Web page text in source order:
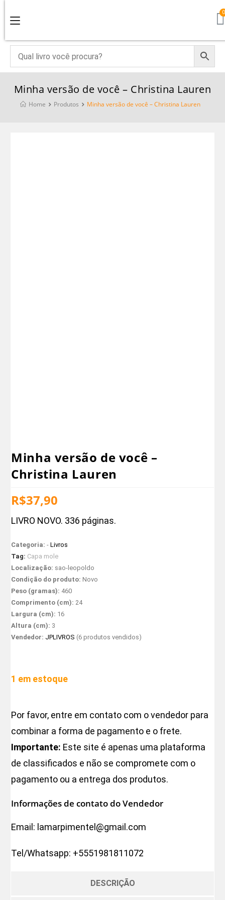
Minha versão de você – Christina Lauren
Home Produtos Minha versão de você – Christina Lauren
Minha versão de você –
Christina Lauren
R$37,90
LIVRO NOVO. 336 páginas.
Categoria:-Livros
Tag: Capa mole
Localização: sao-leopoldo
Condição do produto: Novo
Peso (gramas): 460
Comprimento (cm): 24
Largura (cm): 16
Altura (cm): 3
Vendedor: JPLIVROS (6 produtos vendidos)
1 em estoque
Por favor, entre em contato com o vendedor para
combinar a forma de pagamento e o frete.
Importante: Este site é apenas uma plataforma
de classificados e não se compromete com o
pagamento ou a entrega dos produtos.
Informações de contato do Vendedor
Email: lamarpimentel@gmail.com
Tel/Whatsapp: +5551981811072
DESCRIÇÃO